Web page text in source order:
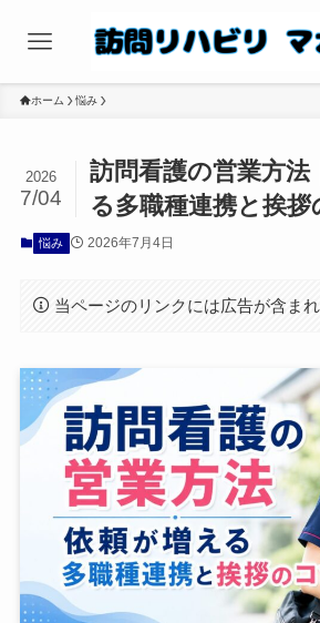
ホーム 悩み
訪問看護の営業方法
る多職種連携と挨拶
2026
7/04
悩み 2026年7月4日
当ページのリンクには広告が含まれ